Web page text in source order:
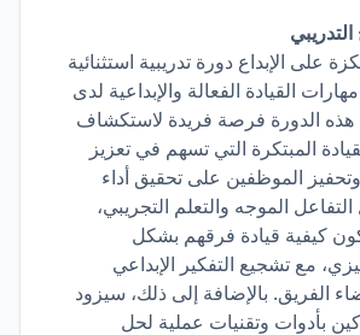
على الإبداع دورة تدريبية استثنائية
القيادة الفعالة والإبداعية لدى
هذه الدورة فرصة فريدة لاستكشاف
المبتكرة التي تسهم في تعزيز
الموظفين على تحقيق أداء
الموجه والتعلم التجريبي،
كيفية قيادة فرقهم بشكل
مع تشجيع التفكير الإبداعي
الفريق. بالإضافة إلى ذلك، سيزود
بأدوات وتقنيات عملية لحل